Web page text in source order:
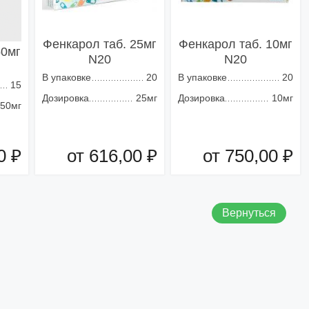
15
50мг
₽
Фенкарол таб. 25мг
N20
В упаковке
20
Дозировка
25мг
от 616,00 ₽
Фенкарол таб. 10мг
N20
В упаковке
20
Дозировка
10мг
от 750,00 ₽
Вернуться